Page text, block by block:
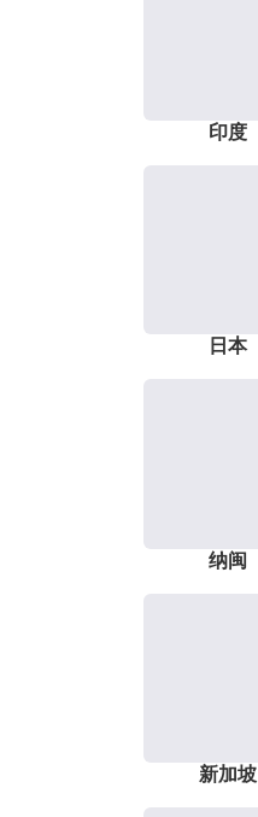
印度
日本
纳闽
新加坡